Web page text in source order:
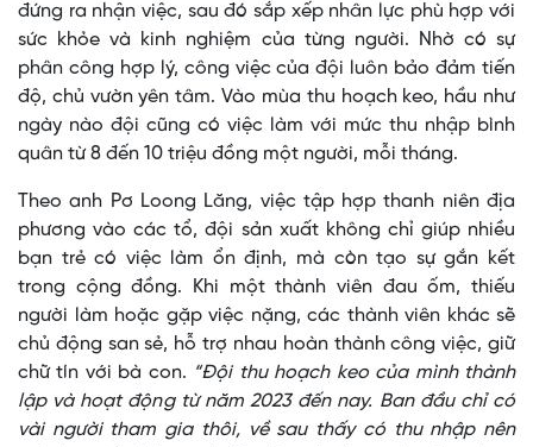
đứng ra nhận việc, sau đó sắp xếp nhân lực phù hợp với
sức khỏe và kinh nghiệm của từng người. Nhờ có sự
phân công hợp lý, công việc của đội luôn bảo đảm tiến
độ, chủ vườn yên tâm. Vào mùa thu hoạch keo, hầu như
ngày nào đội cũng có việc làm với mức thu nhập bình
quân từ 8 đến 10 triệu đồng một người, mỗi tháng.
Theo anh Pơ Loong Lăng, việc tập hợp thanh niên địa
phương vào các tổ, đội sản xuất không chỉ giúp nhiều
bạn trẻ có việc làm ổn định, mà còn tạo sự gắn kết
trong cộng đồng. Khi một thành viên đau ốm, thiếu
người làm hoặc gặp việc nặng, các thành viên khác sẽ
chủ động san sẻ, hỗ trợ nhau hoàn thành công việc, giữ
chữ tín với bà con. “Đội thu hoạch keo của mình thành
lập và hoạt động từ năm 2023 đến nay. Ban đầu chỉ có
vài người tham gia thôi, về sau thấy có thu nhập nên